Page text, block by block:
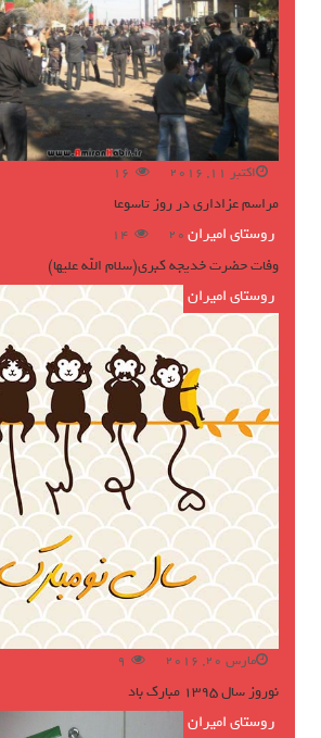
اکتبر 11, 2016 16
مراسم عزاداری در روز تاسوعا
روستای امیران
ژوئن 16, 2016 14
وفات حضرت خدیجه کبری(سلام الله علیها)
روستای امیران
مارس 20, 2016 9
نوروز سال ۱۳۹۵ مبارک باد
روستای امیران